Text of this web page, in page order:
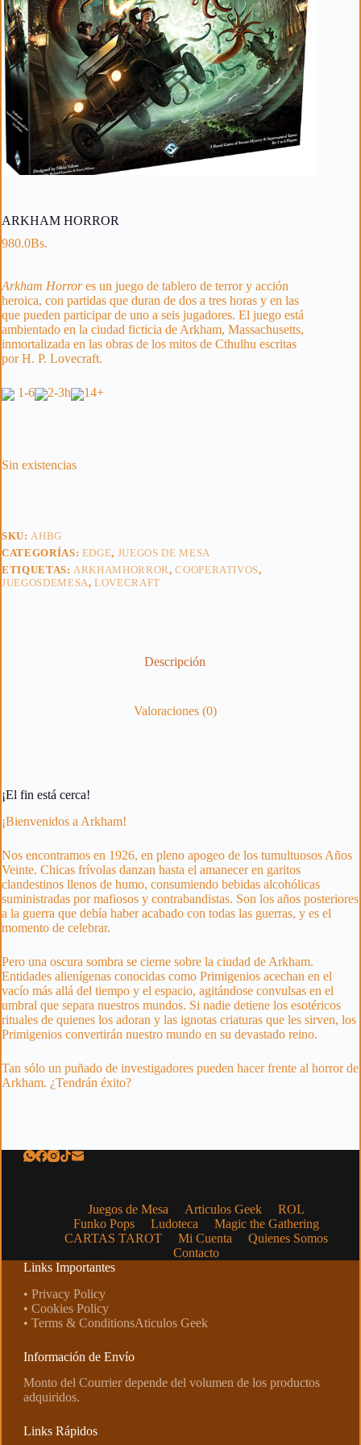
ARKHAM HORROR
980.0Bs.
Arkham Horrores un juego de tablero de terror y acción
heroica, con partidas que duran de dos a tres horas y en las
que pueden participar de uno a seis jugadores. El juego está
ambientado en la ciudad ficticia de Arkham, Massachusetts,
inmortalizada en las obras de los mitos de Cthulhu escritas
por H. P. Lovecraft.
1-6 2-3h 14+
Sin existencias
SKU: AHBG
CATEGORÍAS: EDGE, JUEGOS DE MESA
ETIQUETAS: ARKHAMHORROR,COOPERATIVOS,
JUEGOSDEMESA,LOVECRAFT
Descripción
Valoraciones (0)
¡El fin está cerca!
¡Bienvenidos a Arkham!
Nos encontramos en 1926, en pleno apogeo de los tumultuosos Años
Veinte. Chicas frívolas danzan hasta el amanecer en garitos
clandestinos llenos de humo, consumiendo bebidas alcohólicas
suministradas por mafiosos y contrabandistas. Son los años posteriores
a la guerra que debía haber acabado con todas las guerras, y es el
momento de celebrar.
Pero una oscura sombra se cierne sobre la ciudad de Arkham.
Entidades alienígenas conocidas como Primigenios acechan en el
vacío más allá del tiempo y el espacio, agitándose convulsas en el
umbral que separa nuestros mundos. Si nadie detiene los esotéricos
rituales de quienes los adoran y las ignotas criaturas que les sirven, los
Primigenios convertirán nuestro mundo en su devastado reino.
Tan sólo un puñado de investigadores pueden hacer frente al horror de
Arkham. ¿Tendrán éxito?
Juegos de Mesa Articulos Geek
ROL
Funko Pops
Ludoteca
Magic the Gathering
CARTAS TAROT
Mi Cuenta
Quienes Somos
Contacto
Links Importantes
• Privacy Policy
• Cookies Policy
• Terms & ConditionsAticulos Geek
Información de Envío
Monto del Courrier depende del volumen de los productos
adquiridos.
Links Rápidos